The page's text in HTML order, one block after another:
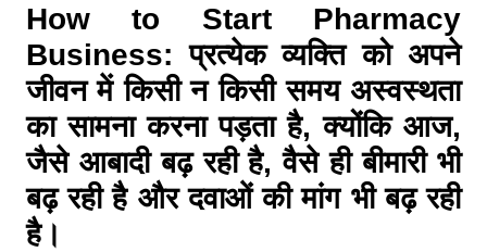
How to Start Pharmacy
Business: प्रत्येक व्यक्ति को अपने
जीवन में किसी न किसी समय अस्वस्थता
का सामना करना पड़ता है, क्योंकि आज,
जैसे आबादी बढ़ रही है, वैसे ही बीमारी भी
बढ़ रही है और दवाओं की मांग भी बढ़ रही
है।